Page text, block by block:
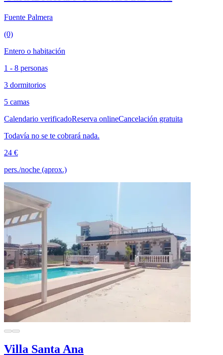
Fuente Palmera
(0)
Entero o habitación
1 - 8 personas
3 dormitorios
5 camas
Calendario verificadoReserva onlineCancelación gratuita
Todavía no se te cobrará nada.
24 €
pers./noche (aprox.)
Villa Santa Ana